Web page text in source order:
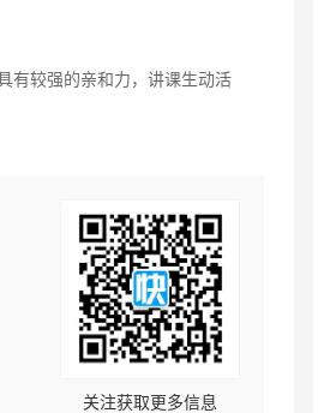
有较强的亲和力，讲课生动活
关注获取更多信息